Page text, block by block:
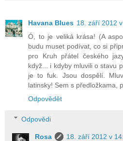
Havana Blues 18. září 2012
Ó, to je veliká krása! (A
budu muset podívat, co si
pro Kruh přátel českého
když... i kdyby mluvili o stavu
je to fuk. Jsou dospělí.
latinsky! Sem s předložkama,
Odpovědět
Odpovědi
Rosa
18. září 2012 v